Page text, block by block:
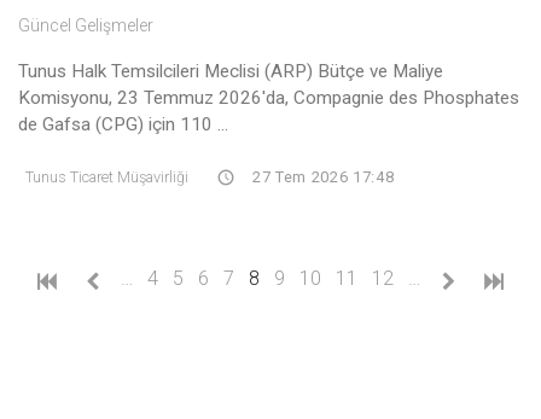
Güncel Gelişmeler
Tunus Halk Temsilcileri Meclisi (ARP) Bütçe ve Maliye
Komisyonu, 23 Temmuz 2026'da, Compagnie des Phosphates
de Gafsa (CPG) için 110 ...
Tunus Ticaret Müşavirliği 27 Tem 2026 17:48
4 5 6 7 8 (current)
9 10 11 12